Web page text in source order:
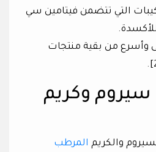
التي تتضمن فيتامين سي
وأسرع من بقية منتجات
سيروم وكريم
والكريم المرطب